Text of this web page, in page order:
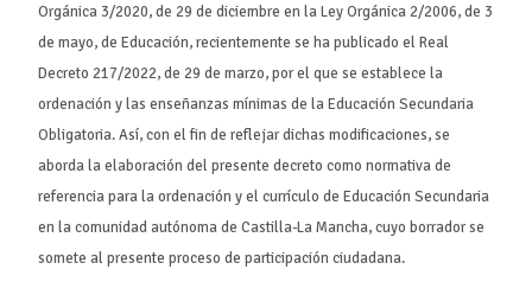
Orgánica 3/2020, de 29 de diciembre en la Ley Orgánica 2/2006, de 3
de mayo, de Educación, recientemente se ha publicado el Real
Decreto 217/2022, de 29 de marzo, por el que se establece la
ordenación y las enseñanzas mínimas de la Educación Secundaria
Obligatoria. Así, con el fin de reflejar dichas modificaciones, se
aborda la elaboración del presente decreto como normativa de
referencia para la ordenación y el currículo de Educación Secundaria
en la comunidad autónoma de Castilla-La Mancha, cuyo borrador se
somete al presente proceso de participación ciudadana.